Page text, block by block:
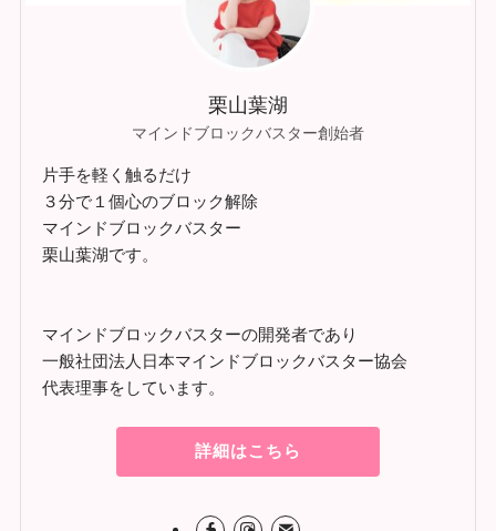
栗山葉湖
マインドブロックバスター創始者
片手を軽く触るだけ
３分で１個心のブロック解除
マインドブロックバスター
栗山葉湖です。
マインドブロックバスターの開発者であり
一般社団法人日本マインドブロックバスター協会
代表理事をしています。
詳細はこちら